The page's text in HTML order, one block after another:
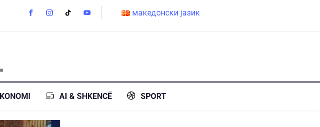
македонски јазик
AI & SHKENCË SPORT